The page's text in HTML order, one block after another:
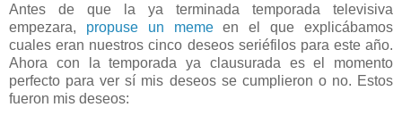
Antes de que la ya terminada temporada televisiva
empezara, propuse un memeen el que explicábamos
cuales eran nuestros cinco deseos seriéfilos para este año.
Ahora con la temporada ya clausurada es el momento
perfecto para ver sí mis deseos se cumplieron o no. Estos
fueron mis deseos: